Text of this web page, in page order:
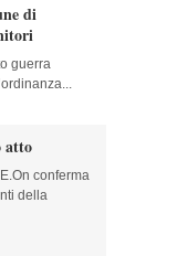
di
guerra
atto
conferma
della